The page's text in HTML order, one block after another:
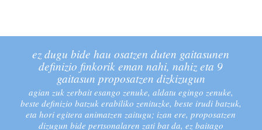
ez dugu bide hau osatzen duten gaitasunen
definizio finkorik eman nahi, nahiz eta 9
gaitasun proposatzen dizkizugun
agian zuk zerbait esango zenuke, aldatu egingo zenuke,
beste definizio batzuk erabiliko zenituzke, beste irudi batzuk,
eta hori egitera animatzen zaitugu; izan ere, proposatzen
dizugun bide pertsonalaren zati bat da, ez baitago